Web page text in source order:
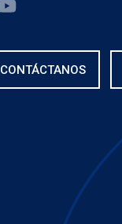
CONTÁCTANOS